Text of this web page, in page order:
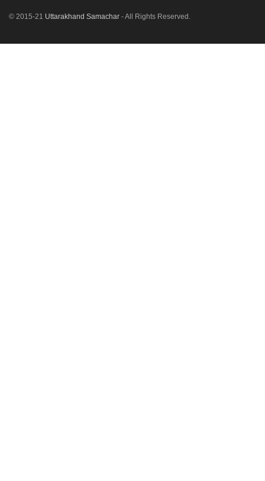
© 2015-21 Uttarakhand Samachar - All Rights Reserved.